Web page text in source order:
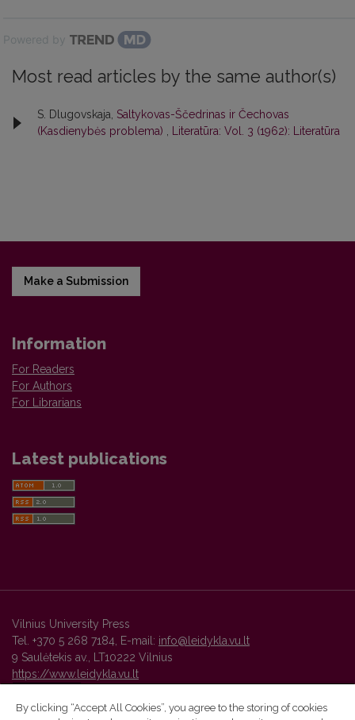
Powered by
Most read articles by the same author(s)
S. Dlugovskaja, Saltykovas-Ščedrinas ir Čechovas
(Kasdienybės problema) , Literatūra: Vol. 3 (1962): Literatūra
Make a Submission
Information
For Readers
For Authors
For Librarians
Latest publications
Vilnius University Press
Tel. +370 5 268 7184, E-mail: info@leidykla.vu.lt
9 Saulėtekis av., LT10222 Vilnius
https://www.leidykla.vu.lt
By clicking “Accept All Cookies”, you agree to the storing of cookies